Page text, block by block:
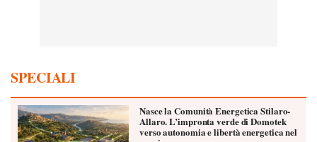
SPECIALI
Nasce la Comunità Energetica Stilaro-
Allaro. L’impronta verde di Domotek
verso autonomia e libertà energetica nel